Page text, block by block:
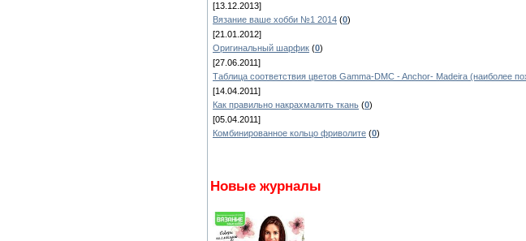
[13.12.2013]
Вязание ваше хобби №1 2014 (0)
[21.01.2012]
Оригинальный шарфик (0)
[27.06.2011]
Таблица соответствия цветов Gamma-DMC - Anchor- Madeira (наиболее
[14.04.2011]
Как правильно накрахмалить ткань (0)
[05.04.2011]
Комбинированное кольцо фриволите (0)
Новые журналы